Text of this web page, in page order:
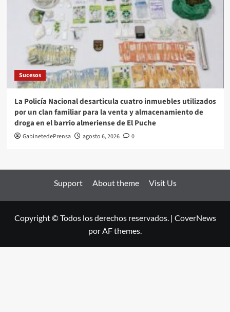
Sucesos
La Policía Nacional desarticula cuatro inmuebles utilizados
por un clan familiar para la venta y almacenamiento de
droga en el barrio almeriense de El Puche
GabinetedePrensa agosto 6, 2026 0
Support About theme Visit Us
Copyright © Todos los derechos reservados. | CoverNews
por AF themes.